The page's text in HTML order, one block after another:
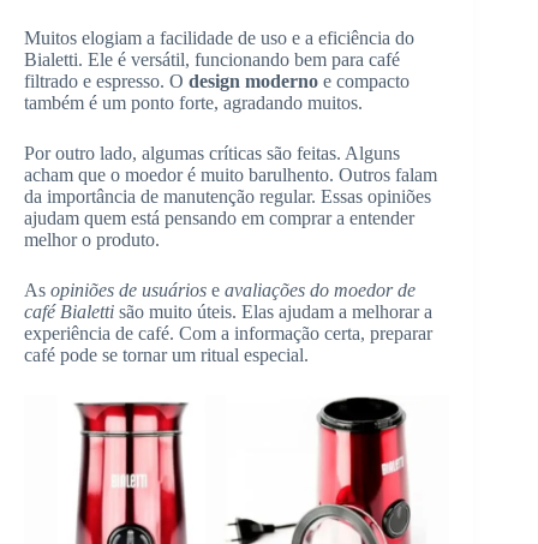
Muitos elogiam a facilidade de uso e a eficiência do
Bialetti. Ele é versátil, funcionando bem para café
filtrado e espresso. O design moderno e compacto
também é um ponto forte, agradando muitos.
Por outro lado, algumas críticas são feitas. Alguns
acham que o moedor é muito barulhento. Outros falam
da importância de manutenção regular. Essas opiniões
ajudam quem está pensando em comprar a entender
melhor o produto.
As opiniões de usuários e avaliações do moedor de
café Bialetti são muito úteis. Elas ajudam a melhorar a
experiência de café. Com a informação certa, preparar
café pode se tornar um ritual especial.